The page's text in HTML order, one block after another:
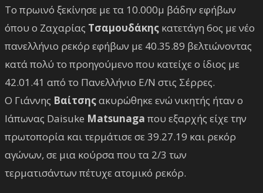
Το πρωινό ξεκίνησε με τα 10.000μ βάδην εφήβων
όπου ο Ζαχαρίας Τσαμουδάκης κατετάγη 6ος με νέο
πανελλήνιο ρεκόρ εφήβων με 40.35.89 βελτιώνοντας
κατά πολύ το προηγούμενο που κατείχε ο ίδιος με
42.01.41 από το Πανελλήνιο Ε/Ν στις Σέρρες.
Ο Γιάννης Βαίτσηςακυρώθηκε ενώ νικητής ήταν ο
Ιάπωνας Daisuke Matsunaga που εξαρχής είχε την
πρωτοπορία και τερμάτισε σε 39.27.19 και ρεκόρ
αγώνων, σε μια κούρσα που τα 2/3 των
τερματισάντων πέτυχε ατομικό ρεκόρ.